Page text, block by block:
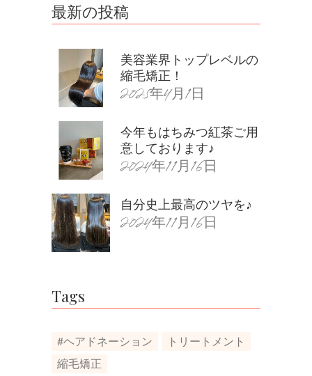
最新の投稿
美容業界トップレベルの
縮毛矯正！
2025年4月1日
今年もはちみつ紅茶ご用
意しております♪
2024年11月16日
自分史上最高のツヤを♪
2024年11月16日
Tags
#ヘアドネーション
トリートメント
縮毛矯正